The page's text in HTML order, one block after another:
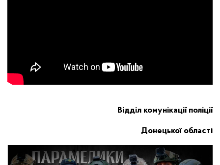
Відділ комунікації поліції
Донецької області